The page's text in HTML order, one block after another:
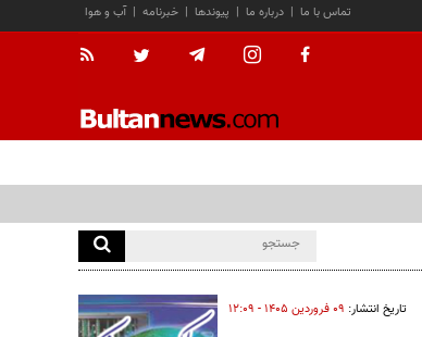
آب و هوا | خبرنامه | پیوندها | درباره ما | تماس با ما
تاریخ انتشار: ۰۹ فروردين ۱۴۰۵ - ۱۲:۰۹